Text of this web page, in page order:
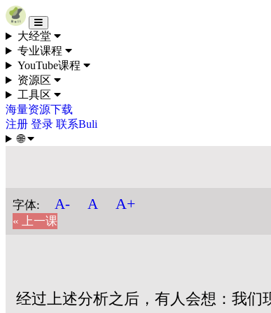
Skip to content
大经堂
专业课程
YouTube课程
资源区
工具区
海量资源下载
注册 登录 联系Buli
🌐
字体: A- A A+
« 上一课
经过上述分析之后，有人会想：我们